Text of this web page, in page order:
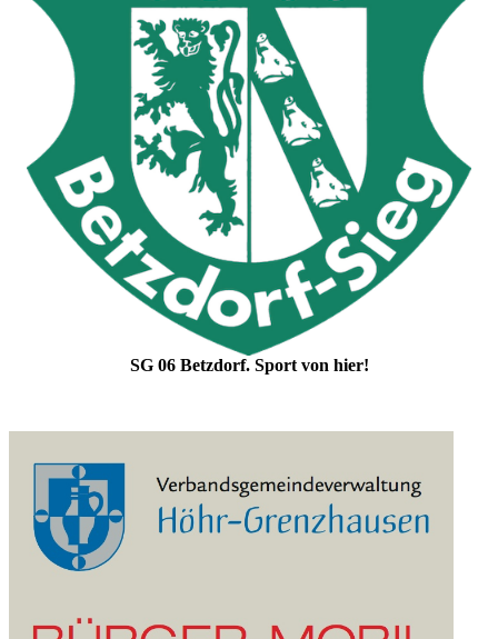
SG 06 Betzdorf. Sport von hier!